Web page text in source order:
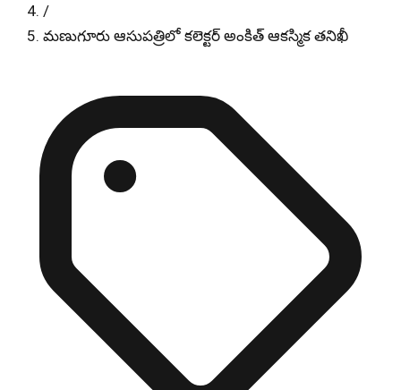
/
మణుగూరు ఆసుపత్రిలో కలెక్టర్ అంకిత్ ఆకస్మిక తనిఖీ